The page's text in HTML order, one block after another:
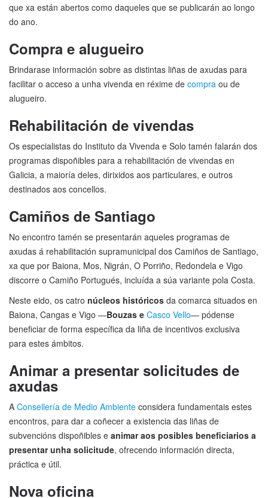
que xa están abertos como daqueles que se publicarán ao longo
do ano.
Compra e alugueiro
Brindarase información sobre as distintas liñas de axudas para
facilitar o acceso a unha vivenda en réxime de compra ou de
alugueiro.
Rehabilitación de vivendas
Os especialistas do Instituto da Vivenda e Solo tamén falarán dos
programas dispoñibles para a rehabilitación de vivendas en
Galicia, a maioría deles, dirixidos aos particulares, e outros
destinados aos concellos.
Camiños de Santiago
No encontro tamén se presentarán aqueles programas de
axudas á rehabilitación supramunicipal dos Camiños de Santiago,
xa que por Baiona, Mos, Nigrán, O Porriño, Redondela e Vigo
discorre o Camiño Portugués, incluída a súa variante pola Costa.
Neste eido, os catro núcleos históricos da comarca situados en
Baiona, Cangas e Vigo —Bouzas e Casco Vello— pódense
beneficiar de forma específica da liña de incentivos exclusiva
para estes ámbitos.
Animar a presentar solicitudes de
axudas
A Consellería de Medio Ambiente considera fundamentais estes
encontros, para dar a coñecer a existencia das liñas de
subvencións dispoñibles e animar aos posibles beneficiarios a
presentar unha solicitude, ofrecendo información directa,
práctica e útil.
Nova oficina